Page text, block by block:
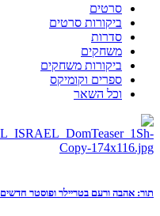
סרטים
ביקורות סרטים
סדרות
משחקים
ביקורות משחקים
ספרים וקומיקס
וכל השאר
תור: אהבה ורעם בטריילר ופוסטר חדשים